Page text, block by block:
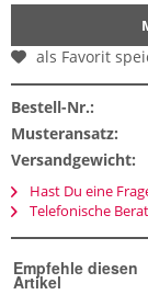
als Favorit
Bestell-Nr.:
Musteransatz:
Versandgewicht:
Hast Du eine
Telefonische
Empfehle diesen
Artikel